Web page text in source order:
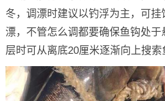
冬，调漂时建议以钓浮为主，可挂
漂，不管怎么调都要确保鱼钩处
层时可从离底20厘米逐渐向上搜索